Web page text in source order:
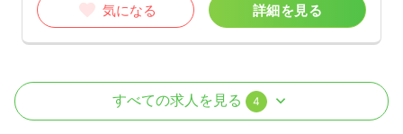
気になる 詳細を見る
オペ室(手術室) 正看護師
すべての求人を見る 4